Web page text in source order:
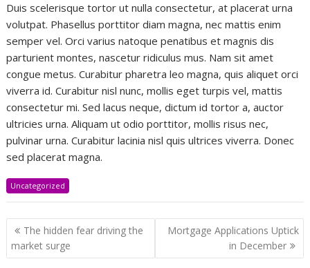
Duis scelerisque tortor ut nulla consectetur, at placerat urna
volutpat. Phasellus porttitor diam magna, nec mattis enim
semper vel. Orci varius natoque penatibus et magnis dis
parturient montes, nascetur ridiculus mus. Nam sit amet
congue metus. Curabitur pharetra leo magna, quis aliquet orci
viverra id. Curabitur nisl nunc, mollis eget turpis vel, mattis
consectetur mi. Sed lacus neque, dictum id tortor a, auctor
ultricies urna. Aliquam ut odio porttitor, mollis risus nec,
pulvinar urna. Curabitur lacinia nisl quis ultrices viverra. Donec
sed placerat magna.
Uncategorized
The hidden fear driving the
market surge
Mortgage Applications Uptick
in December